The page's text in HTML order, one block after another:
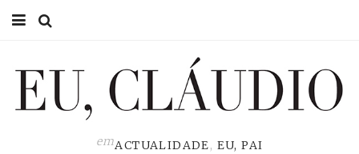
EU CLÁUDIO
emACTUALIDADE, EU, PAI